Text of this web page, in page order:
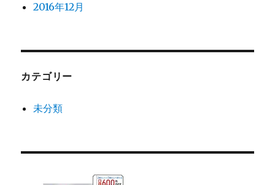
2016年12月
カテゴリー
未分類